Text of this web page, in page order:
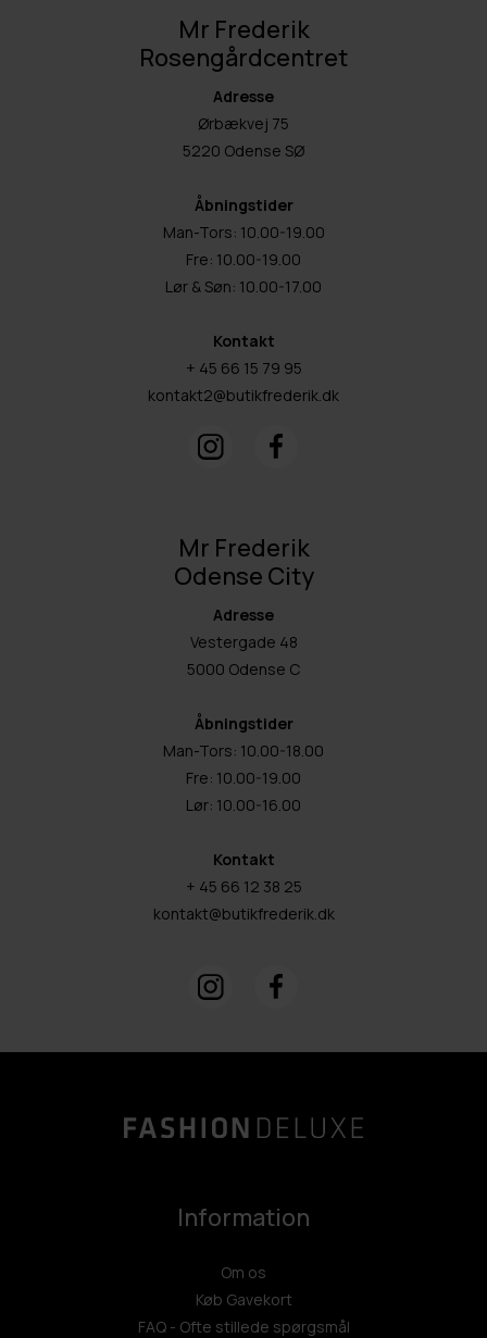
Mr Frederik
Rosengårdcentret
Adresse
Ørbækvej 75
5220 Odense SØ
Åbningstider
Man-Tors: 10.00-19.00
Fre: 10.00-19.00
Lør & Søn: 10.00-17.00
Kontakt
+ 45 66 15 79 95
kontakt2@butikfrederik.dk
Mr Frederik
Odense City
Adresse
Vestergade 48
5000 Odense C
Åbningstider
Man-Tors: 10.00-18.00
Fre: 10.00-19.00
Lør: 10.00-16.00
Kontakt
+ 45 66 12 38 25
kontakt@butikfrederik.dk
Information
Om os
Køb Gavekort
FAQ - Ofte stillede spørgsmål